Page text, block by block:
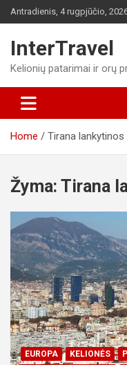
Skip
to
Antradienis, 4 rugpjūčio,
InterTravel
Kelionių patarimai ir orų
Home Tirana
Žyma: Tirana
EUROPA KELIONĖS